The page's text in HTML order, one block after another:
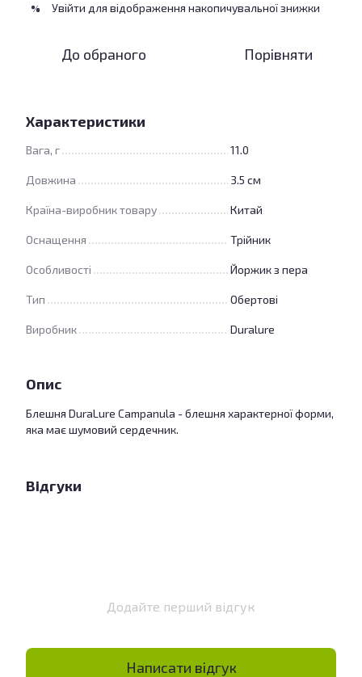
% Увійти для відображення накопичувальної знижки
До обраного Порівняти
Характеристики
Вага, г 11.0
Довжина 3.5 см
Країна-виробник товару Китай
Оснащення Трійник
Особливості Йоржик з пера
Тип Обертові
Виробник Duralure
Опис
Блешня DuraLure Campanula - блешня характерної форми,
яка має шумовий сердечник.
Відгуки
Додайте перший відгук
Написати відгук